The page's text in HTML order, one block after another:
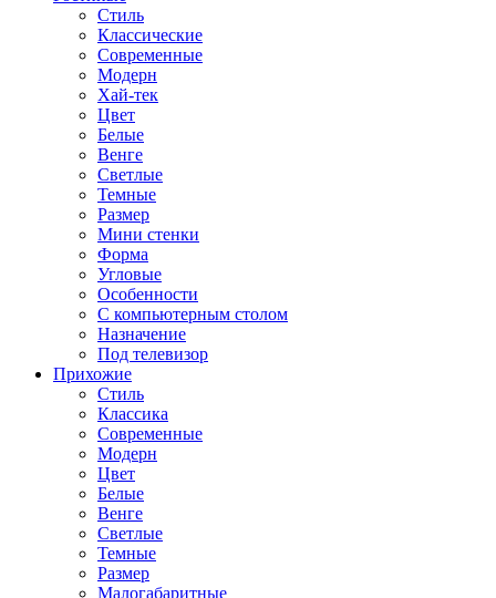
Стиль
Классические
Современные
Модерн
Хай-тек
Цвет
Белые
Венге
Светлые
Темные
Размер
Мини стенки
Форма
Угловые
Особенности
С компьютерным столом
Назначение
Под телевизор
Прихожие
Стиль
Классика
Современные
Модерн
Цвет
Белые
Венге
Светлые
Темные
Размер
Малогабаритные